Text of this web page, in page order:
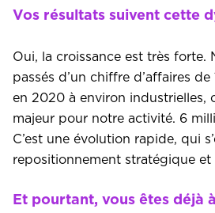
Vos résultats suivent cette
Oui, la croissance est très forte.
passés d’un chiffre d’affaires de
en 2020 à environ industrielles,
majeur pour notre activité. 6
C’est une évolution rapide, qui
repositionnement stratégique et
Et pourtant, vous êtes déjà